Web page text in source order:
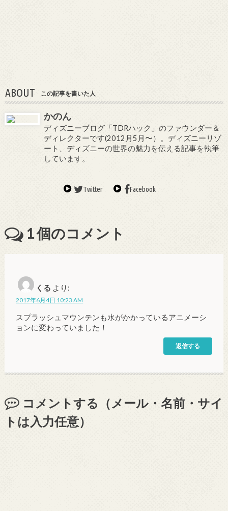
ABOUT この記事を書いた人
かのん
ディズニーブログ「TDRハック」のファウンダー＆
ディレクターです(2012月5月〜）。ディズニーリゾ
ート、ディズニーの世界の魅力を伝える記事を執筆
しています。
Twitter Facebook
1個のコメント
くる より:
2017年6月4日 10:23 AM
スプラッシュマウンテンも水がかかっているアニメーシ
ョンに変わっていました！
返信する
コメントする（メール・名前・サイ
トは入力任意）